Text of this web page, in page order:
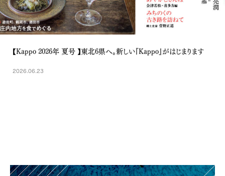
【Kappo 2026年 夏号 】東北6県へ。新しい『Kappo』がはじまります
2026.06.23